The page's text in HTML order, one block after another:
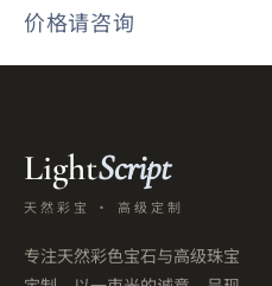
价格请咨询
LightScript
天然彩宝 · 高级定制
专注天然彩色宝石与高级珠宝